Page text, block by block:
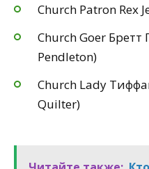
Church Patron Rex
Church Goer
Pendleton)
Church Lady
Quilter)